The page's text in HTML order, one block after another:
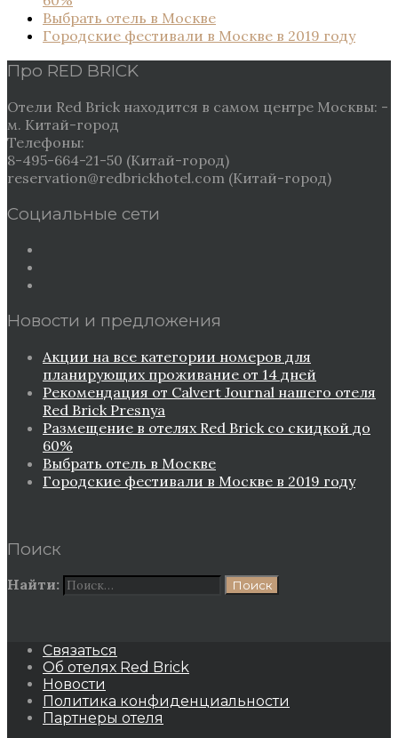
Выбрать отель в Москве
Городские фестивали в Москве в 2019 году
Про RED BRICK
Отели Red Brick находится в самом центре Москвы: -
м. Китай-город
Телефоны:
8-495-664-21-50 (Китай-город)
reservation@redbrickhotel.com (Китай-город)
Социальные сети
Новости и предложения
Акции на все категории номеров для
планирующих проживание от 14 дней
Рекомендация от Сalvert Journal нашего отеля
Red Brick Presnya
Размещение в отелях Red Brick со скидкой до
60%
Выбрать отель в Москве
Городские фестивали в Москве в 2019 году
Поиск
Найти:
Связаться
Об отелях Red Brick
Новости
Политика конфиденциальности
Партнеры отеля